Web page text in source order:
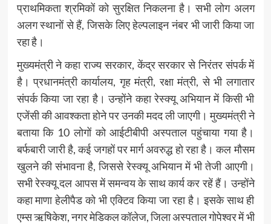
प्राथमिकता श्रमिकों को सुरक्षित निकलना है। सभी लोग अलग
अलग स्थानों से हैं, जिसके लिए हेल्पलाइन नंबर भी जारी किया जा
रहा है।
मुख्यमंत्री ने कहा राज्य सरकार, केंद्र सरकार से निरंतर संपर्क में
है। प्रधानमंत्री कार्यालय, गृह मंत्री, रक्षा मंत्री, से भी लगातार
संपर्क किया जा रहा है। उन्होंने कहा रेस्क्यू अभियान में किसी भी
एजेंसी की आवश्कता होने पर उनकी मदद ली जाएगी। मुख्यमंत्री ने
बताया कि 10 लोगों को आईटीबीपी अस्पताल पहुंचाया गया है।
बर्फबारी जारी है, कई जगहों पर मार्ग अवरुद्ध हो रहा है। कल मौसम
खुलने की संभावना है, जिससे रेस्क्यू अभियान में भी तेजी आएगी।
सभी रेस्क्यू दल आपस में समन्वय के साथ कार्य कर रहें हैं। उन्होंने
कहा माणा हेलीपैड को भी एक्टिव किया जा रहा है। इसके साथ ही
एम्स ऋषिकेश, नगर मेडिकल कॉलेज, जिला अस्पताल गोपेश्वर में भी